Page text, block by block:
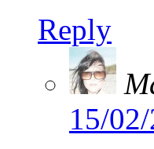
Reply
15/